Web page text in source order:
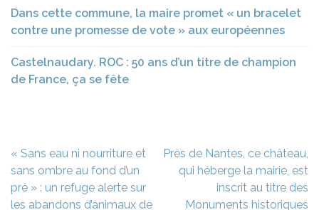
Dans cette commune, la maire promet « un bracelet
contre une promesse de vote » aux européennes
Castelnaudary. ROC : 50 ans d’un titre de champion
de France, ça se fête
Navigation
de
l’article
« Sans eau ni nourriture et
sans ombre au fond d’un
pré » : un refuge alerte sur
les abandons d’animaux de
Près de Nantes, ce château,
qui héberge la mairie, est
inscrit au titre des
Monuments historiques